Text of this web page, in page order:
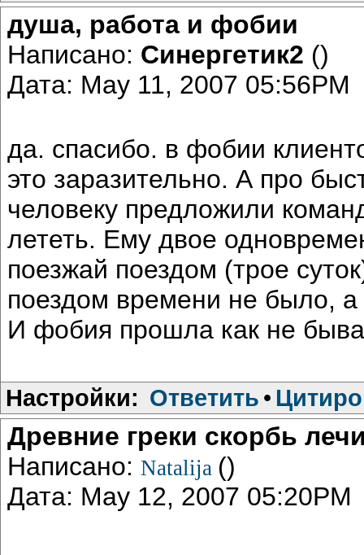
душа, работа и фобии
Написано: Синергетик2 ()
Дата: May 11, 2007 05:56PM
да. спасибо. в фобии
это заразительно. А про
человеку предложили
лететь. Ему двое
поезжай поездом (трое
поездом времени не было, а
И фобия прошла как не
Настройки: Ответить •
Древние греки скорбь
Написано: Natalija ()
Дата: May 12, 2007 05:20PM